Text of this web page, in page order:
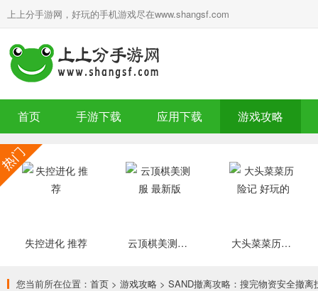
上上分手游网，好玩的手机游戏尽在www.shangsf.com
首页 手游下载 应用下载 游戏攻略
失控进化 推荐 云顶棋美测服 最新版 大头菜菜历险记 好玩的
您当前所在位置： 首页 > 游戏攻略 > SAND撤离攻略：搜完物资安全撤离